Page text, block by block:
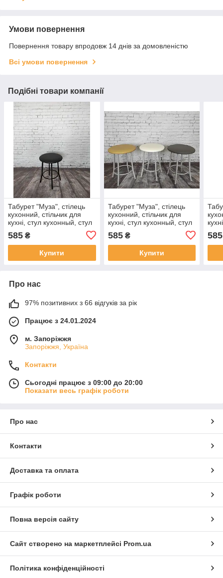
Умови повернення
Повернення товару впродовж 14 днів за домовленістю
Всі умови повернення
Подібні товари компанії
Табурет "Муза", стілець
кухонний, стільчик для
кухні, стул кухонный, стул
585 ₴
Купити
Табурет "Муза", стілець
кухонний, стільчик для
кухні, стул кухонный, стул
585₴
Купити
585
Про нас
97% позитивних з 66 відгуків за рік
Працює з 24.01.2024
м. Запоріжжя
Запоріжжя, Україна
Контакти
Сьогодні працює з 09:00 до 20:00
Показати весь графік роботи
Про нас
Контакти
Доставка та оплата
Графік роботи
Повна версія сайту
Сайт створено на маркетплейсі Prom.ua
Політика конфіденційності